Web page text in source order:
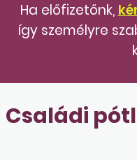
Ha előfizetőnk,
így személyre
Családi